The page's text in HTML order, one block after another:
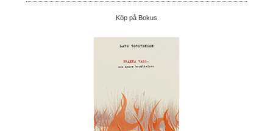
Köp på Bokus